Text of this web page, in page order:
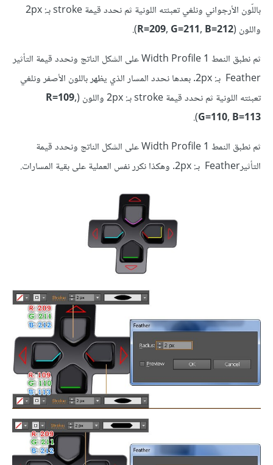
باللّون الأرجواني ونلغي تعبئته اللونية ثم نحدد قيمة stroke بـ: 2px
واللون (R=209, G=211, B=212
).
ثم نطبق النمط Width Profile 1 على الشكل الناتج ونحدد قيمة التأثير
Feather بـ: 2px. بعدها نحدد المسار الذي يظهر باللون الأصفر ونلغي
تعبئته اللونية ثم نحدد قيمة stroke بـ: 2px واللون (
R=109,
G=110, B=113
).
ثم نطبق النمط Width Profile 1 على الشكل الناتج ونحدد قيمة
التأثيرFeather بـ: 2px. وهكذا نكرر نفس العملية على بقية المسارات.